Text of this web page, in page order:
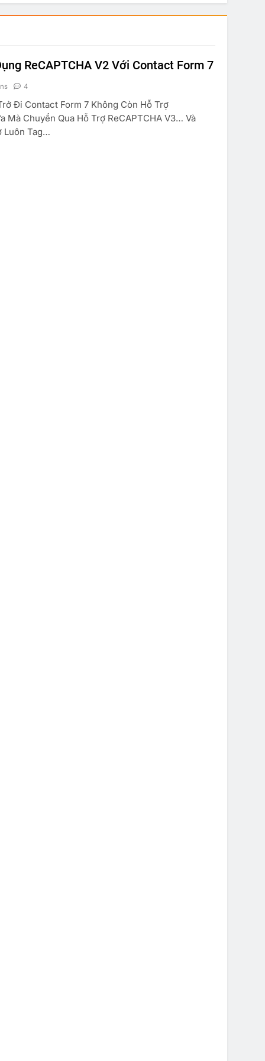
ReCAPTCHA V2 Với Contact Form 7
4
Đi Contact Form 7 Không Còn Hỗ Trợ
Mà Chuyển Qua Hỗ Trợ ReCAPTCHA V3… Và
Luôn Tag…